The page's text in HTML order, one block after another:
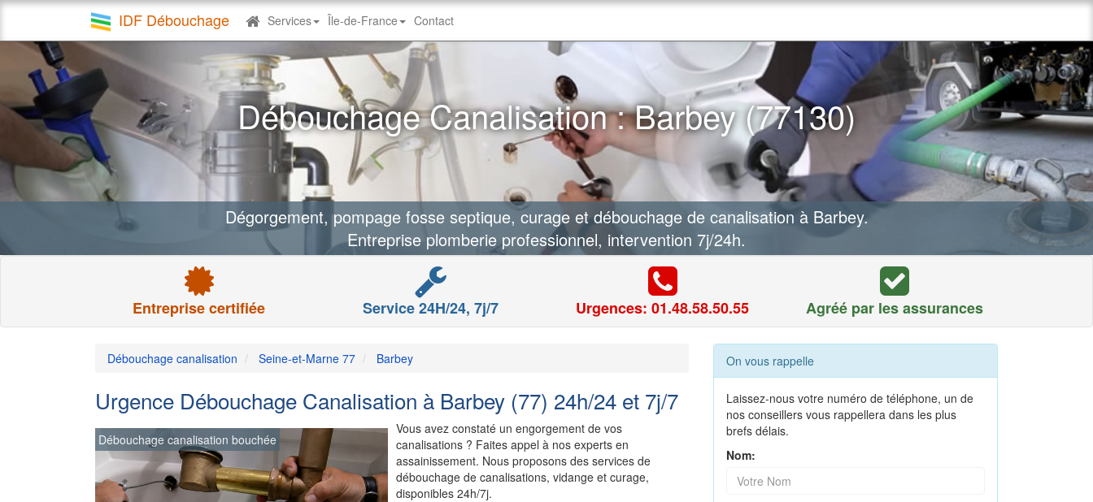
IDF Débouchage Debouchage
Services Île-de-France Contact
Débouchage Canalisation : Barbey (77130)
Dégorgement, pompage fosse septique, curage et débouchage de canalisation à Barbey.
Entreprise plomberie professionnel, intervention 7j/24h.
Entreprise certifiée Service 24H/24, 7j/7 Urgences: 01.48.58.50.55 Agréé par les assurances
Débouchage canalisation Seine-et-Marne 77 Barbey
Urgence Débouchage Canalisation à Barbey (77) 24h/24 et 7j/7
Débouchage canalisation bouchée
Vous avez constaté un engorgement de vos
canalisations ? Faites appel à nos experts en
assainissement. Nous proposons des services de
débouchage de canalisations, vidange et curage,
disponibles 24h/7j.
On vous rappelle
Laissez-nous votre numéro de téléphone, un de
nos conseillers vous rappellera dans les plus
brefs délais.
Nom: